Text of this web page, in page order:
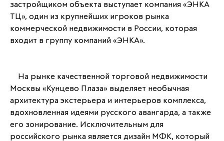
застройщиком объекта выступает компания «ЭНКА
ТЦ», один из крупнейших игроков рынка
коммерческой недвижимости в России, которая
входит в группу компаний «ЭНКА».
Москвы «Кунцево Плаза» выделяет необычная
архитектура экстерьера и интерьеров комплекса,
вдохновленная идеями русского авангарда, а также
его зонирование. Исключительным для
российского рынка является дизайн МФК, который